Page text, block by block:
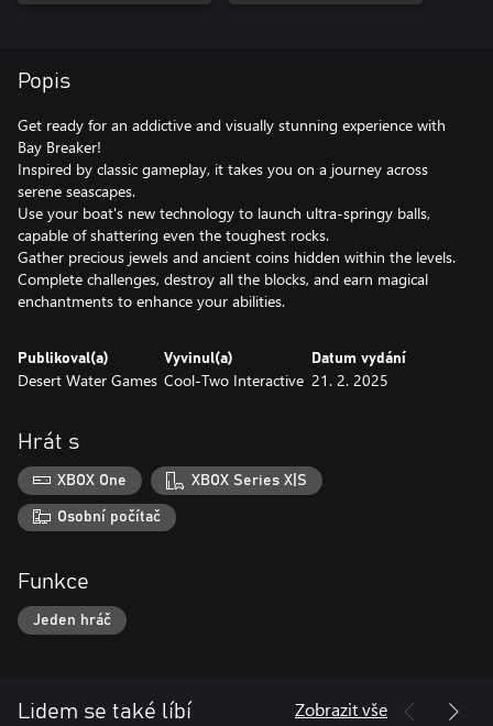
Popis
Get ready for an addictive and visually stunning experience with
Bay Breaker!
Inspired by classic gameplay, it takes you on a journey across
serene seascapes.
Use your boat's new technology to launch ultra-springy balls,
capable of shattering even the toughest rocks.
Gather precious jewels and ancient coins hidden within the levels.
Complete challenges, destroy all the blocks, and earn magical
enchantments to enhance your abilities.
Publikoval(a)
Desert Water Games
Vyvinul(a)
Cool-Two Interactive
Datum vydání
21. 2. 2025
Hrát s
XBOX One XBOX Series X|S
Osobní počítač
Funkce
Jeden hráč
Lidem se také líbí Zobrazit vše